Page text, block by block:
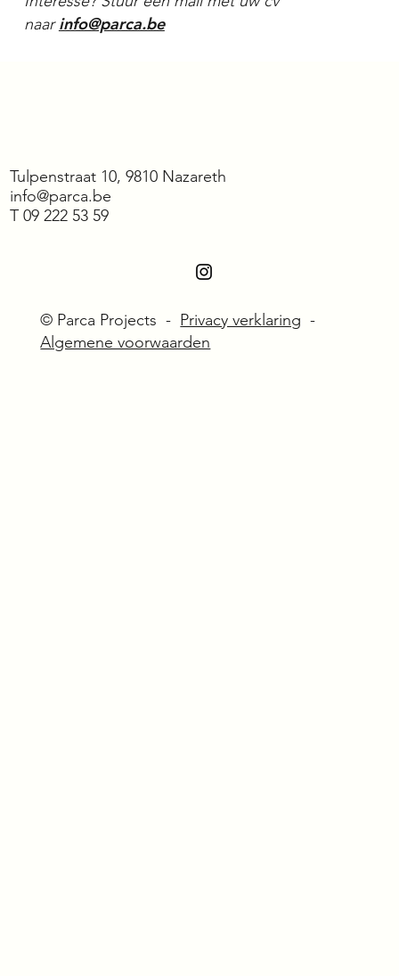
naarinfo@parca.be
Tulpenstraat 10, 9810 Nazareth
info@parca.be
T09 222 53 59
© Parca Projects - Privacy verklaring -
Algemene voorwaarden